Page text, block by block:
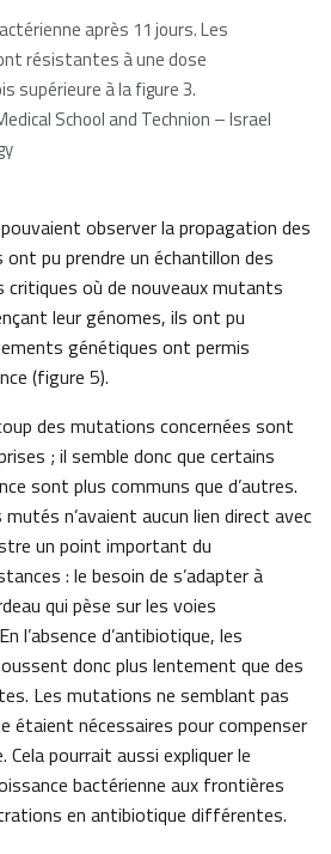
après 11 jours. Les
résistantes à une dose
supérieure à la figure 3.
School and Technion – Israel
observer la propagation des
pu prendre un échantillon des
où de nouveaux mutants
leur génomes, ils ont pu
génétiques ont permis
(figure 5).
des mutations concernées sont
; il semble donc que certains
sont plus communs que d’autres.
n’avaient aucun lien direct avec
un point important du
: le besoin de s’adapter à
qui pèse sur les voies
l’absence d’antibiotique, les
donc plus lentement que des
Les mutations ne semblant pas
étaient nécessaires pour compenser
pourrait aussi expliquer le
bactérienne aux frontières
en antibiotique différentes.